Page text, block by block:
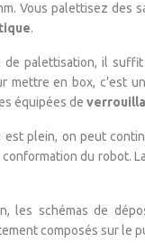
Vous palettisez des
.
de palettisation, il
mettre en box, c’est
équipées de
plein, on peut
du robot.
les schémas de
composés sur le